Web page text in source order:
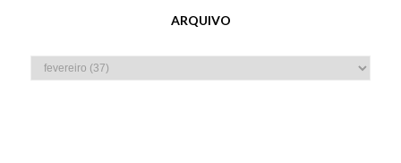
ARQUIVO